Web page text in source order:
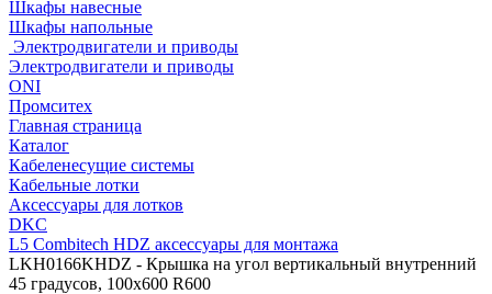
Шкафы навесные
Шкафы напольные
Электродвигатели и приводы
Электродвигатели и приводы
ONI
Промситех
Главная страница
Каталог
Кабеленесущие системы
Кабельные лотки
Аксессуары для лотков
DKC
L5 Combitech HDZ аксессуары для монтажа
LKH0166KHDZ - Крышка на угол вертикальный внутренний
45 градусов, 100х600 R600